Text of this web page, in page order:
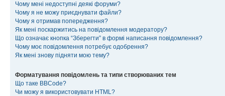
Чому мені недоступні деякі форуми?
Чому я не можу приєднувати файли?
Чому я отримав попередження?
Як мені поскаржитись на повідомлення модератору?
Що означає кнопка “Зберегти” в формі написання повідомлення?
Чому моє повідомлення потребує одобрення?
Як мені знову підняти мою тему?
Форматування повідомлень та типи створюваних тем
Що таке BBCode?
Чи можу я використовувати HTML?